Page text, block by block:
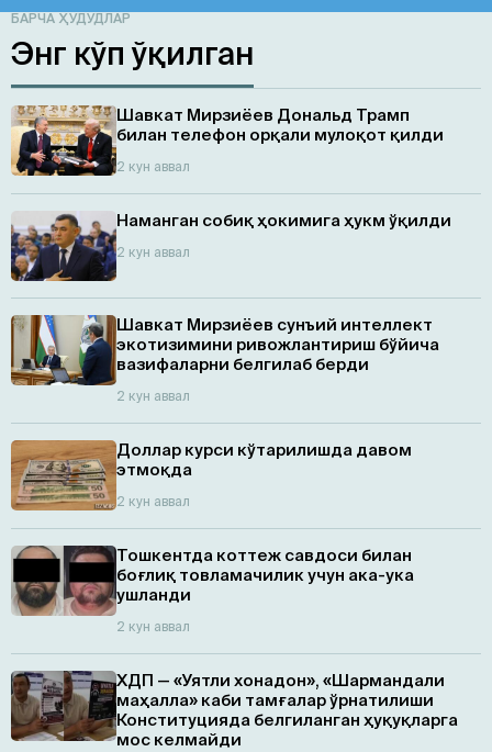
БАРЧА ҲУДУДЛАР
Энг кўп ўқилган
Шавкат Мирзиёев Дональд Трамп
билан телефон орқали мулоқот қилди
2 кун аввал
Наманган собиқ ҳокимига ҳукм ўқилди
2 кун аввал
Шавкат Мирзиёев сунъий интеллект
экотизимини ривожлантириш бўйича
вазифаларни белгилаб берди
2 кун аввал
Доллар курси кўтарилишда давом
этмоқда
2 кун аввал
Тошкентда коттеж савдоси билан
боғлиқ товламачилик учун ака-ука
ушланди
2 кун аввал
ХДП — «Уятли хонадон», «Шармандали
маҳалла» каби тамғалар ўрнатилиши
Конституцияда белгиланган ҳуқуқларга
мос келмайди